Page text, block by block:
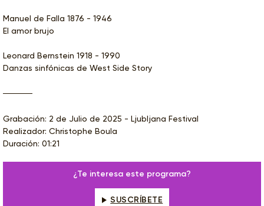
Manuel de Falla 1876 - 1946
El amor brujo
Leonard Bernstein 1918 - 1990
Danzas sinfónicas de West Side Story
Grabación: 2 de Julio de 2025 - Ljubljana Festival
Realizador: Christophe Boula
Duración: 01:21
¿Te interesa este programa?
SUSCRÍBETE